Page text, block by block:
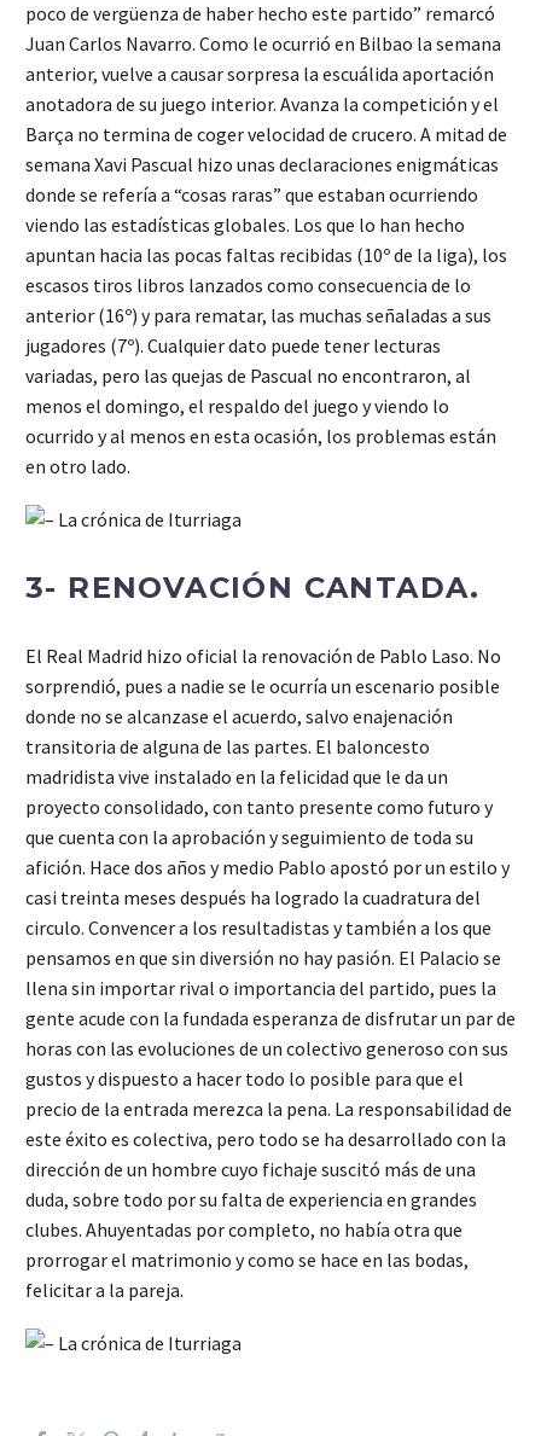
poco de vergüenza de haber hecho este partido” remarcó
Juan Carlos Navarro. Como le ocurrió en Bilbao la semana
anterior, vuelve a causar sorpresa la escuálida aportación
anotadora de su juego interior. Avanza la competición y el
Barça no termina de coger velocidad de crucero. A mitad de
semana Xavi Pascual hizo unas declaraciones enigmáticas
donde se refería a “cosas raras” que estaban ocurriendo
viendo las estadísticas globales. Los que lo han hecho
apuntan hacia las pocas faltas recibidas (10º de la liga), los
escasos tiros libros lanzados como consecuencia de lo
anterior (16º) y para rematar, las muchas señaladas a sus
jugadores (7º). Cualquier dato puede tener lecturas
variadas, pero las quejas de Pascual no encontraron, al
menos el domingo, el respaldo del juego y viendo lo
ocurrido y al menos en esta ocasión, los problemas están
en otro lado.
3- RENOVACIÓN CANTADA.
El Real Madrid hizo oficial la renovación de Pablo Laso. No
sorprendió, pues a nadie se le ocurría un escenario posible
donde no se alcanzase el acuerdo, salvo enajenación
transitoria de alguna de las partes. El baloncesto
madridista vive instalado en la felicidad que le da un
proyecto consolidado, con tanto presente como futuro y
que cuenta con la aprobación y seguimiento de toda su
afición. Hace dos años y medio Pablo apostó por un estilo y
casi treinta meses después ha logrado la cuadratura del
circulo. Convencer a los resultadistas y también a los que
pensamos en que sin diversión no hay pasión. El Palacio se
llena sin importar rival o importancia del partido, pues la
gente acude con la fundada esperanza de disfrutar un par de
horas con las evoluciones de un colectivo generoso con sus
gustos y dispuesto a hacer todo lo posible para que el
precio de la entrada merezca la pena. La responsabilidad de
este éxito es colectiva, pero todo se ha desarrollado con la
dirección de un hombre cuyo fichaje suscitó más de una
duda, sobre todo por su falta de experiencia en grandes
clubes. Ahuyentadas por completo, no había otra que
prorrogar el matrimonio y como se hace en las bodas,
felicitar a la pareja.